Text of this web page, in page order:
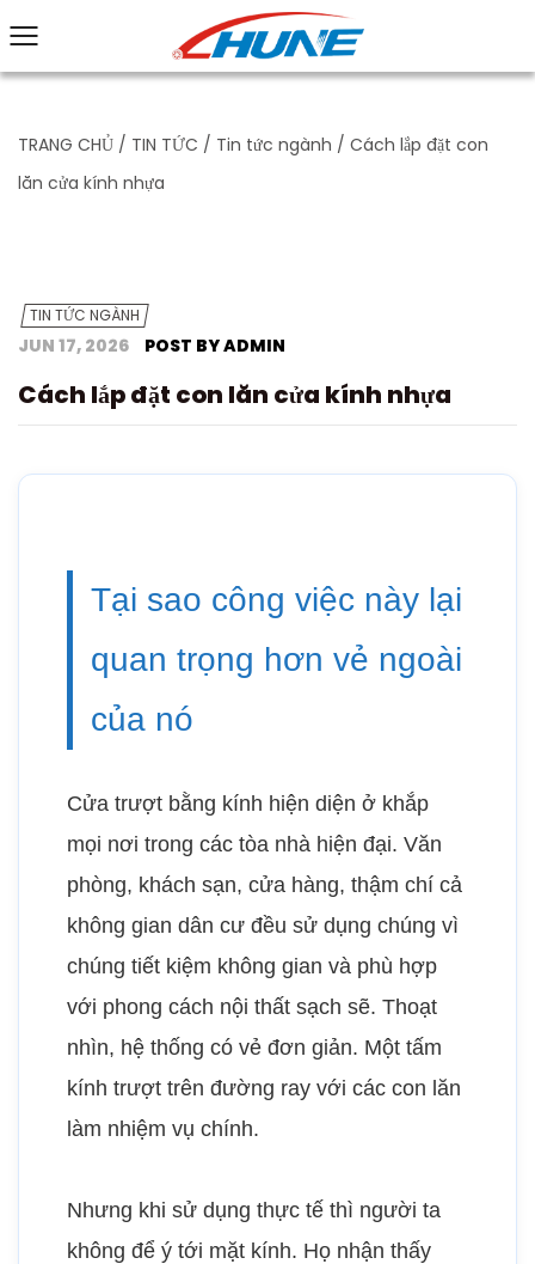
TRANG CHỦ / TIN TỨC / Tin tức ngành / Cách lắp đặt con
lăn cửa kính nhựa
TIN TỨC NGÀNH
JUN 17, 2026 POST BY ADMIN
Cách lắp đặt con lăn cửa kính nhựa
Tại sao công việc này lại
quan trọng hơn vẻ ngoài
của nó
Cửa trượt bằng kính hiện diện ở khắp
mọi nơi trong các tòa nhà hiện đại. Văn
phòng, khách sạn, cửa hàng, thậm chí cả
không gian dân cư đều sử dụng chúng vì
chúng tiết kiệm không gian và phù hợp
với phong cách nội thất sạch sẽ. Thoạt
nhìn, hệ thống có vẻ đơn giản. Một tấm
kính trượt trên đường ray với các con lăn
làm nhiệm vụ chính.
Nhưng khi sử dụng thực tế thì người ta
không để ý tới mặt kính. Họ nhận thấy